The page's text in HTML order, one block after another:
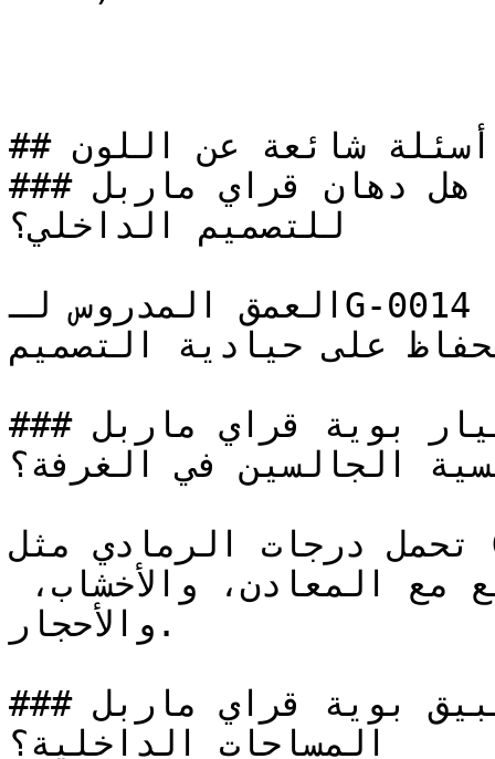
## أسئلة شائعة عن اللون
### هل دهان قراي ماربل ( G-0014 ) خيار مناسب
للتصميم الداخلي؟
العمق المدروس لـG-0014 يجعله خياراً آمناً للغرف التي
على حيادية التصميم.
### كيف ينعكس اختيار بوية قراي ماربل ( G-0014 )
الجالسين في الغرفة؟
تحمل درجات الرمادي مثل G-0014 أناقة صناعية حديثة
والأحجار.
### أين يُفضل تطبيق بوية قراي ماربل ( G-0014 ) في
المساحات الداخلية؟